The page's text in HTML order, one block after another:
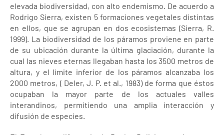
elevada biodiversidad, con alto endemismo. De acuerdo a
Rodrigo Sierra, existen 5 formaciones vegetales distintas
en ellos, que se agrupan en dos ecosistemas (Sierra, R.
1999). La biodiversidad de los páramos proviene en parte
de su ubicación durante la última glaciación, durante la
cual las nieves eternas llegaban hasta los 3500 metros de
altura, y el límite inferior de los páramos alcanzaba los
2000 metros, ( Deler, J. P. et al., 1983) de forma que éstos
ocupaban la mayor parte de los actuales valles
interandinos, permitiendo una amplia interacción y
difusión de especies.